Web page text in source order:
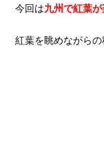
今回は九州で紅葉
紅葉を眺めながら